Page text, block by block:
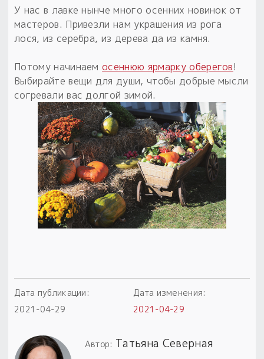
Сундучок
30 вариантов раскладов по системе Рез Рода:
Расходные материалы
Новые книги
в лавке!
«Резы Рода. Нежиты» и «Резы
Рода.Духи-Хозяева» с колодами
толковники со значениями, раскладами,
толкованиями колод
Узнать
Пыльный сундучок
Новинки
Товары недели
Безоплатная доставка
на заказ от 4 тыс. руб. со скидкой
У нас в лавке нынче много осенних новинок от
мастеров. Привезли нам украшения из рога
лося, из серебра, из дерева да из камня.
Потому начинаемосеннюю ярмарку оберегов!
Выбирайте вещи для души, чтобы добрые мысли
согревали вас долгой зимой.
Дата публикации:
2021-04-29
Дата изменения:
2021-04-29
Автор: Татьяна Северная